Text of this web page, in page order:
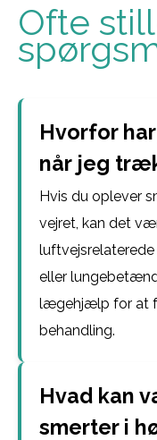
Ofte
Hvorfor
når jeg
Hvis du oplever
vejret, kan det
eller
lægehjælp for at
behandling.
Hvad kan
smerter i